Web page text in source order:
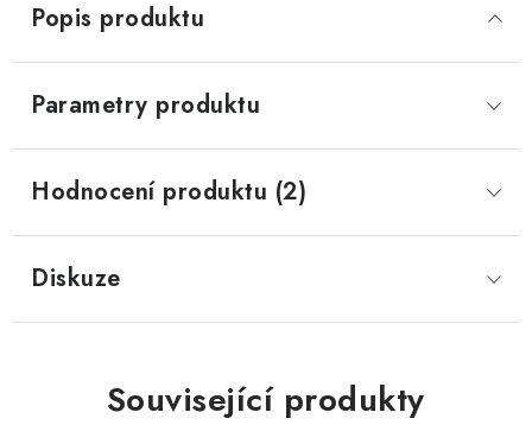
Popis produktu
Parametry produktu
Hodnocení produktu (2)
Diskuze
Související produkty